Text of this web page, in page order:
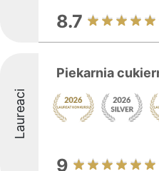
8.7
Laureaci
Piekarnia
9